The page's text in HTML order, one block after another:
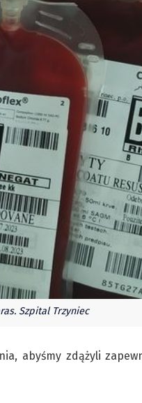
Szpital Trzyniec
abyśmy zdążyli